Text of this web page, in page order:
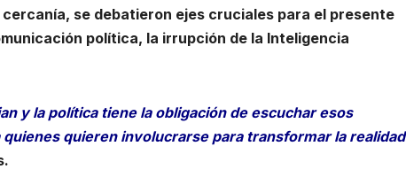
se debatieron ejes cruciales para el presente
política, la irrupción de la Inteligencia
y la política tiene la obligación de escuchar esos
quieren involucrarse para transformar la realidad